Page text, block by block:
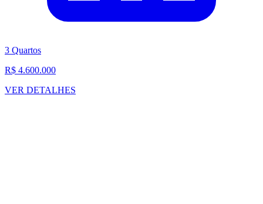
3 Quartos
R$ 4.600.000
VER DETALHES